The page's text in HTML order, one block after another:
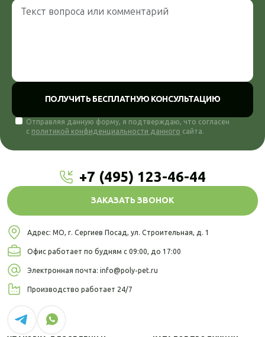
ПОЛУЧИТЬ БЕСПЛАТНУЮ КОНСУЛЬТАЦИЮ
Отправляя данную форму, я подтверждаю, что согласен
с политикой конфиденциальности данного сайта.
+7 (495) 123-46-44
ЗАКАЗАТЬ ЗВОНОК
Адрес: МО, г. Сергиев Посад, ул. Строительная, д. 1
Офис работает по будням с 09:00, до 17:00
Электронная почта: info@poly-pet.ru
Производство работает 24/7